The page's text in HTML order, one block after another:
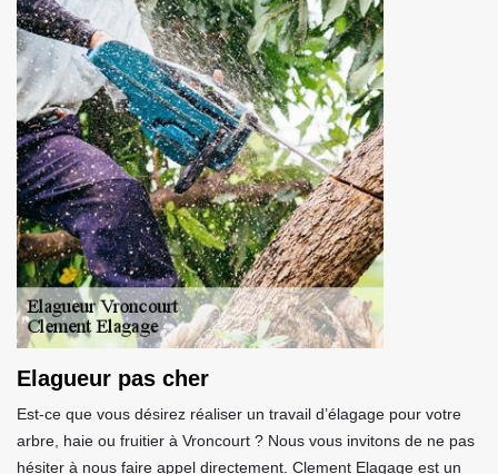
Elagueur pas cher
Est-ce que vous désirez réaliser un travail d’élagage pour votre
arbre, haie ou fruitier à Vroncourt ? Nous vous invitons de ne pas
hésiter à nous faire appel directement. Clement Elagage est un